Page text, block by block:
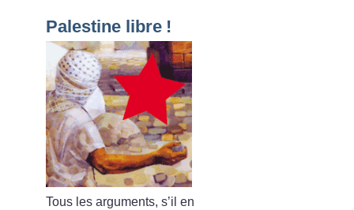
Palestine libre !
Tous les arguments, s’il en